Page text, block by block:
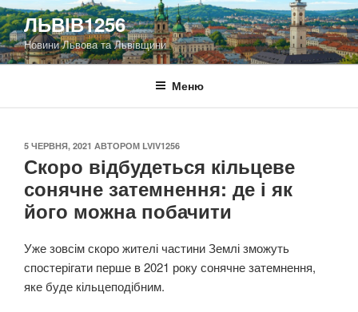
Перейти
до
вмісту
ЛЬВІВ1256
Новини Львова та Львівщини
Меню
ОПУБЛІКОВАНО
5 ЧЕРВНЯ, 2021 АВТОРОМ LVIV1256
Скоро відбудеться кільцеве
сонячне затемнення: де і як
його можна побачити
Уже зовсім скоро жителі частини Землі зможуть
спостерігати перше в 2021 року сонячне затемнення,
яке буде кільцеподібним.